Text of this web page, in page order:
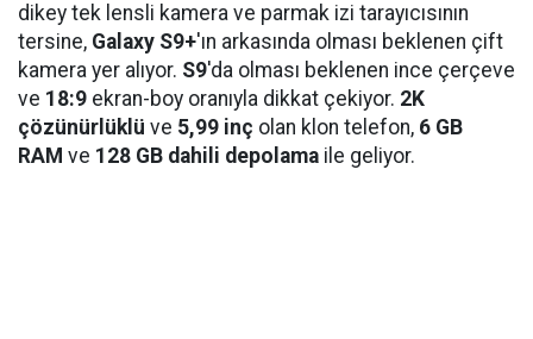
dikey tek lensli kamera ve parmak izi tarayıcısının
tersine, Galaxy S9+'ın arkasında olması beklenen çift
kamera yer alıyor. S9'da olması beklenen ince çerçeve
ve 18:9 ekran-boy oranıyla dikkat çekiyor. 2K
çözünürlüklü ve 5,99 inç olan klon telefon, 6 GB
RAM ve 128 GB dahili depolama ile geliyor.